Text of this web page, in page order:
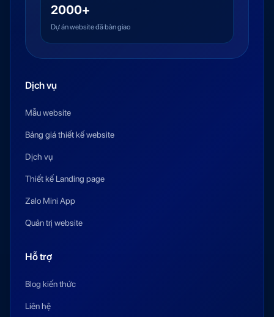
2000+
Dự án website đã bàn giao
Dịch vụ
Mẫu website
Bảng giá thiết kế website
Dịch vụ
Thiết kế Landing page
Zalo Mini App
Quản trị website
Hỗ trợ
Blog kiến thức
Liên hệ